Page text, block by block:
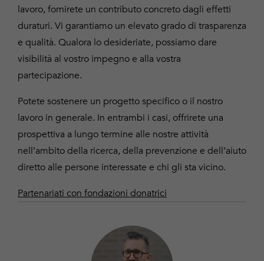
lavoro, fornirete un contributo concreto dagli effetti
duraturi. Vi garantiamo un elevato grado di trasparenza
e qualità. Qualora lo desideriate, possiamo dare
visibilità al vostro impegno e alla vostra
partecipazione.
Potete sostenere un progetto specifico o il nostro
lavoro in generale. In entrambi i casi, offrirete una
prospettiva a lungo termine alle nostre attività
nell’ambito della ricerca, della prevenzione e dell’aiuto
diretto alle persone interessate e chi gli sta vicino.
Partenariati con fondazioni donatrici